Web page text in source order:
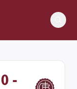
Club disputado el
-